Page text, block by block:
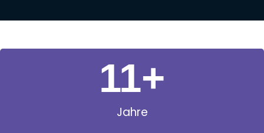
Jahre
11+